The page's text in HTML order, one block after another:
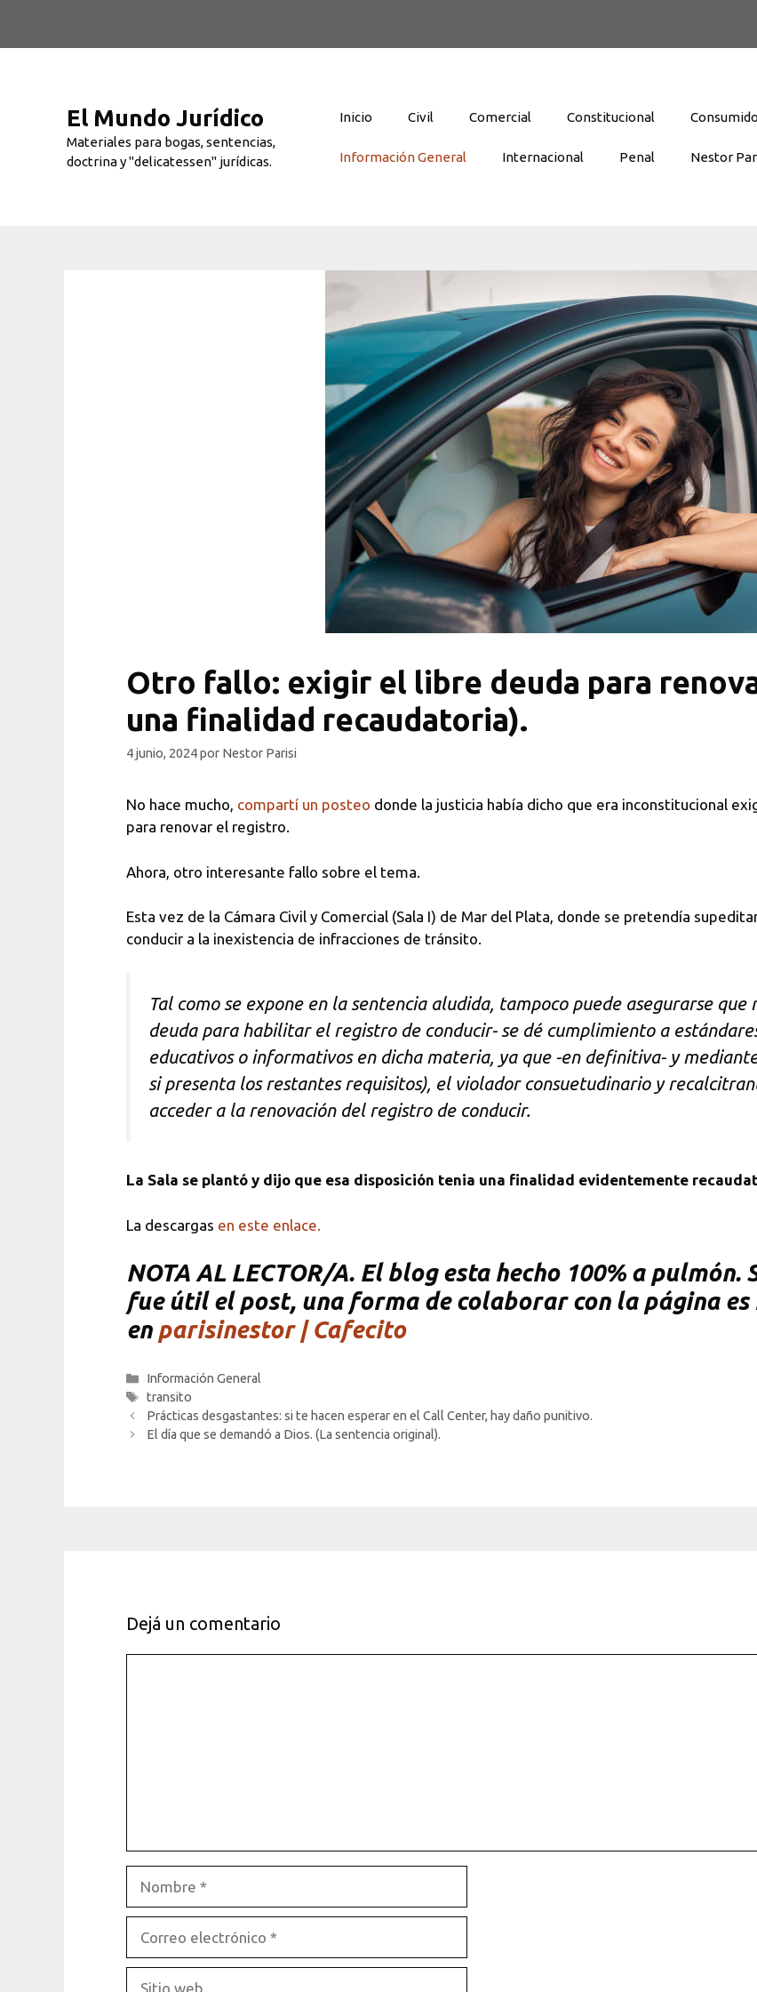
El Mundo Jurídico
Materiales para bogas, sentencias,
doctrina y "delicatessen" jurídicas.
Inicio Civil Comercial Constitucional
Información General Internacional Penal Nestor
Otro fallo: exigir el libre deuda para
una finalidad recaudatoria).
4 junio, 2024por Nestor Parisi
No hace mucho, compartí un posteo donde la justicia había dicho que era inconstitucional
para renovar el registro.
Ahora, otro interesante fallo sobre el tema.
Esta vez de la Cámara Civil y Comercial (Sala I) de Mar del Plata, donde se pretendía
conducir a la inexistencia de infracciones de tránsito.
Tal como se expone en la sentencia aludida, tampoco puede asegurarse
deuda para habilitar el registro de conducir- se dé cumplimiento a
educativos o informativos en dicha materia, ya que -en definitiva- y
si presenta los restantes requisitos), el violador consuetudinario y
acceder a la renovación del registro de conducir.
La Sala se plantó y dijo que esa disposición tenia una finalidad evidentemente
La descargas en este enlace.
NOTA AL LECTOR/A. El blog esta hecho 100% a pulmón.
fue útil el post, una forma de colaborar con la página
en parisinestor | Cafecito
Categorías
Información General
Etiquetas
transito
Prácticas desgastantes: si te hacen esperar en el Call Center, hay daño punitivo.
El día que se demandó a Dios. (La sentencia original).
Dejá un comentario